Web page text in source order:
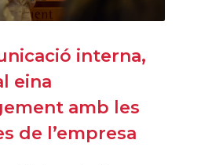
interna,
eina
amb les
de l’empresa